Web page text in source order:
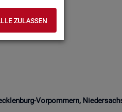
ZULASSEN
Vor­pom­mern,